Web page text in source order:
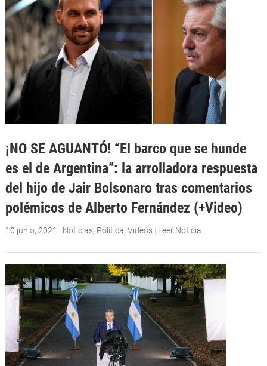
¡NO SE AGUANTÓ! “El barco que se hunde
es el de Argentina”: la arrolladora respuesta
del hijo de Jair Bolsonaro tras comentarios
polémicos de Alberto Fernández (+Video)
10 junio, 2021 | Noticias, Política, Videos | Leer Noticia